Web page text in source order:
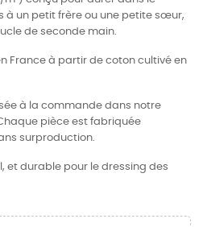
à un petit frère ou une petite sœur,
de seconde main.
France à partir de coton cultivé en
à la commande dans notre
pièce est fabriquée
surproduction.
et durable pour le dressing des